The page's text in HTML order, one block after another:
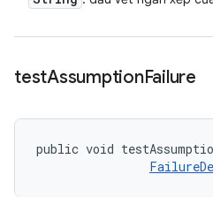
testAssumptionFailure
public void